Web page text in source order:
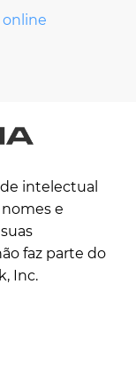
online
intelectual
e
faz parte do
Inc.